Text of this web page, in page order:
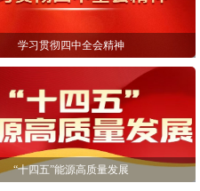
学习贯彻四中全会精神
“十四五”能源高质量发展